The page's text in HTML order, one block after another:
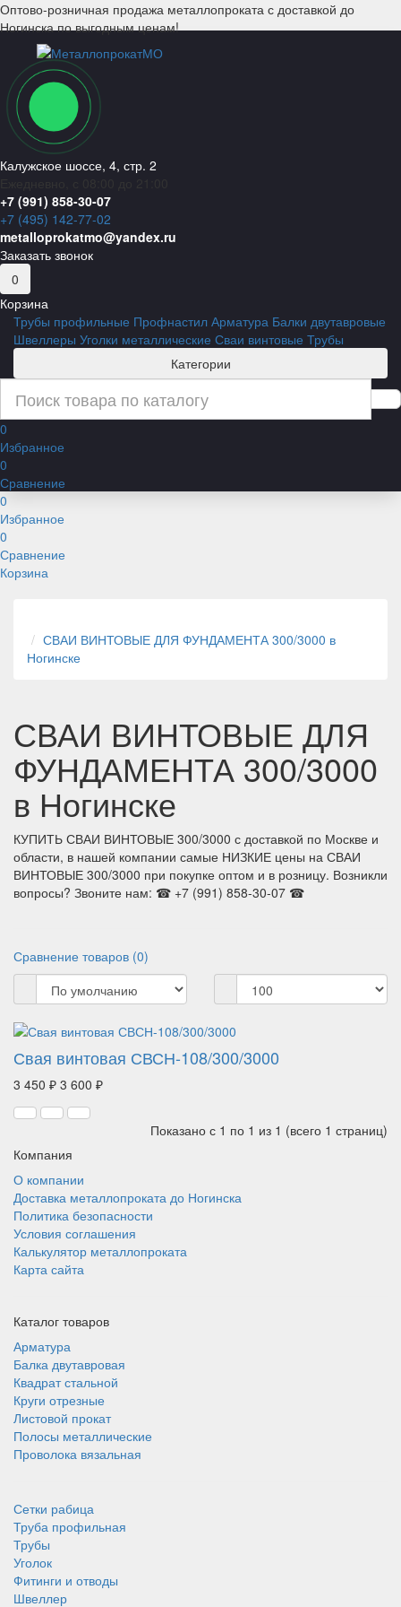
Оптово-розничная продажа металлопроката с доставкой до
Ногинска по выгодным ценам!
Калужское шоссе, 4, стр. 2
+7 (991) 858-30-07
+7 (495) 142-77-02
metalloprokatmo@yandex.ru
Заказать звонок
0
Корзина
Трубы профильные Профнастил Арматура Балки двутавровые
Швеллеры Уголки металлические Сваи винтовые Трубы
Категории
0
Избранное
0
Сравнение
0
Избранное
0
Сравнение
Корзина
СВАИ ВИНТОВЫЕ ДЛЯ ФУНДАМЕНТА 300/3000 в
Ногинске
СВАИ ВИНТОВЫЕ ДЛЯ
ФУНДАМЕНТА 300/3000
в Ногинске
КУПИТЬ СВАИ ВИНТОВЫЕ 300/3000 с доставкой по Москве и
области, в нашей компании самые НИЗКИЕ цены на СВАИ
ВИНТОВЫЕ 300/3000 при покупке оптом и в розницу. Возникли
вопросы? Звоните нам: ☎ +7 (991) 858-30-07 ☎
Сравнение товаров (0)
Свая винтовая СВСН-108/300/3000
3 450 ₽ 3 600 ₽
Показано с 1 по 1 из 1 (всего 1 страниц)
Компания
О компании
Доставка металлопроката до Ногинска
Политика безопасности
Условия соглашения
Калькулятор металлопроката
Карта сайта
Каталог товаров
Арматура
Балка двутавровая
Квадрат стальной
Круги отрезные
Листовой прокат
Полосы металлические
Проволока вязальная
Сетки рабица
Труба профильная
Трубы
Уголок
Фитинги и отводы
Швеллер